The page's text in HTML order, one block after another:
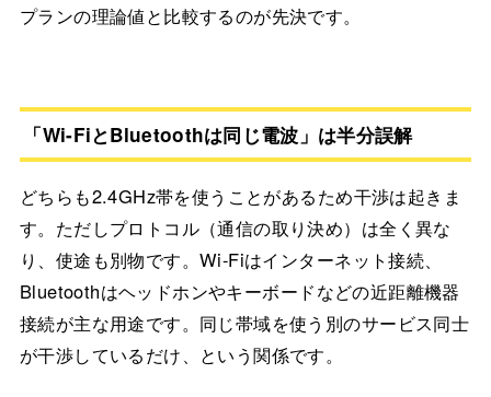
プランの理論値と比較するのが先決です。
「Wi-FiとBluetoothは同じ電波」は半分誤解
どちらも2.4GHz帯を使うことがあるため干渉は起きま
す。ただしプロトコル（通信の取り決め）は全く異な
り、使途も別物です。Wi-Fiはインターネット接続、
Bluetoothはヘッドホンやキーボードなどの近距離機器
接続が主な用途です。同じ帯域を使う別のサービス同士
が干渉しているだけ、という関係です。